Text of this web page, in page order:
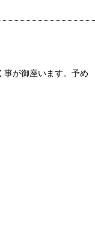
事が御座います。予め